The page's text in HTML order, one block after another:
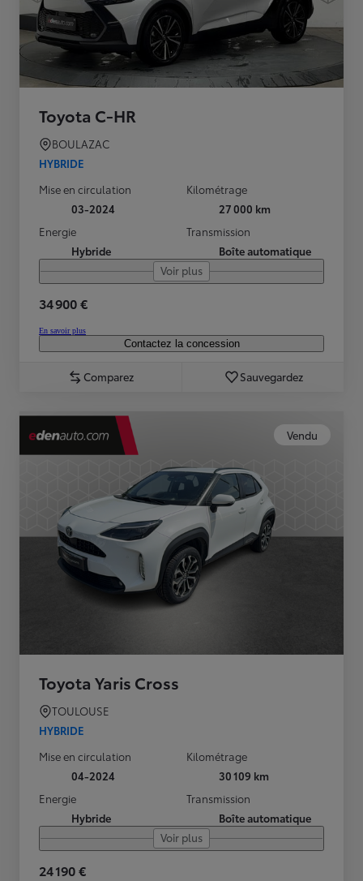
Toyota C-HR
BOULAZAC
HYBRIDE
Mise en circulation
03-2024
Kilométrage
27 000 km
Energie
Hybride
Transmission
Boîte automatique
Voir plus
34 900 €
En savoir plus
Contactez la concession
Comparez Sauvegardez
Vendu
Toyota Yaris Cross
TOULOUSE
HYBRIDE
Mise en circulation
04-2024
Kilométrage
30 109 km
Energie
Hybride
Transmission
Boîte automatique
Voir plus
24 190 €